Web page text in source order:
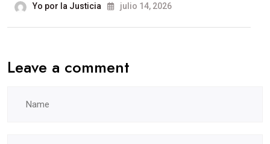
Yo por la Justicia julio 14, 2026
Leave a comment